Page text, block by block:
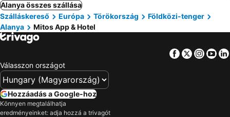
Alanya összes szállása
Szálláskereső
Európa Törökország
Földközi-tenger
Alanya
Mitos App & Hotel
Facebook
Twitter
Válasszon országot
Hozzáadás a Google-hoz
Könnyen megtalálhatja
eredményeinket: adja hozzá a trivagót